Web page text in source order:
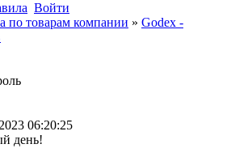
Войти
по товарам компании » Godex -
06:20:25
день!